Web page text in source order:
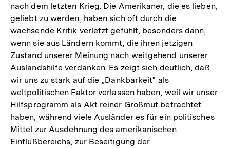
nach dem letzten Krieg. Die Amerikaner, die es lieben,
geliebt zu werden, haben sich oft durch die
wachsende Kritik verletzt gefühlt, besonders dann,
wenn sie aus Ländern kommt, die ihren jetzigen
Zustand unserer Meinung nach weitgehend unserer
Auslandshilfe verdanken. Es zeigt sich deutlich, daß
wir uns zu stark auf die „Dankbarkeit" als
weltpolitischen Faktor verlassen haben, weil wir unser
Hilfsprogramm als Akt reiner Großmut betrachtet
haben, während viele Ausländer es für ein politisches
Mittel zur Ausdehnung des amerikanischen
Einflußbereichs, zur Beseitigung der